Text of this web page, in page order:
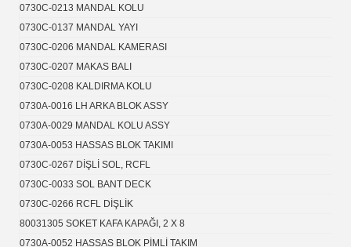
0730C-0213 MANDAL KOLU
0730C-0137 MANDAL YAYI
0730C-0206 MANDAL KAMERASI
0730C-0207 MAKAS BALI
0730C-0208 KALDIRMA KOLU
0730A-0016 LH ARKA BLOK ASSY
0730A-0029 MANDAL KOLU ASSY
0730A-0053 HASSAS BLOK TAKIMI
0730C-0267 DİŞLİ SOL, RCFL
0730C-0033 SOL BANT DECK
0730C-0266 RCFL DİŞLİK
80031305 SOKET KAFA KAPAĞI, 2 X 8
0730A-0052 HASSAS BLOK PİMLİ TAKIM